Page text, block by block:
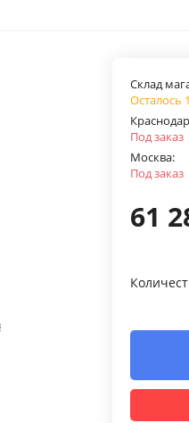
Склад
Осталось
Под заказ
Москва:
Под заказ
61